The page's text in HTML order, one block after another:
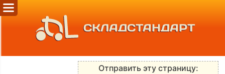
СКЛАДСТАНДАРТ
Отправить эту страницу: